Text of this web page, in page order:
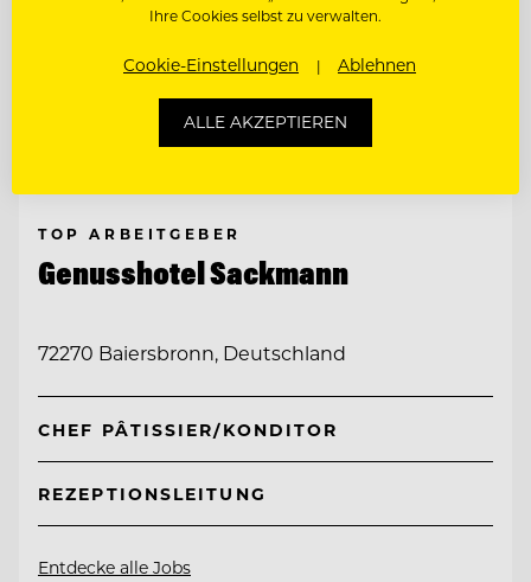
TOP ARBEITGEBER
Genusshotel Sackmann
72270 Baiersbronn, Deutschland
CHEF PÂTISSIER/KONDITOR
REZEPTIONSLEITUNG
Entdecke alle Jobs
Ihre Cookies selbst zu verwalten.
Cookie-Einstellungen Ablehnen
ALLE AKZEPTIEREN